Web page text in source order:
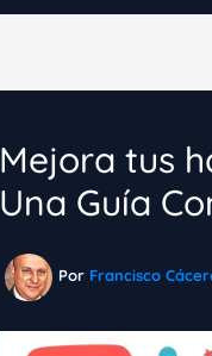
Mejora tus
Una Guía
Por Francisco